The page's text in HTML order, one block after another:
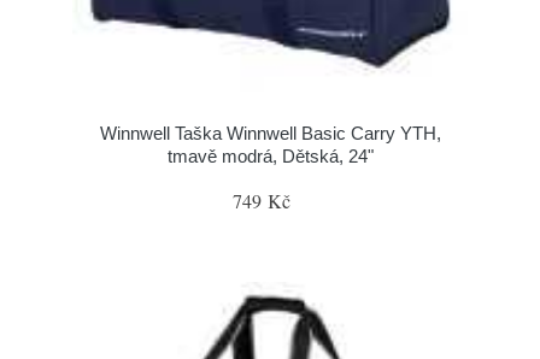
Winnwell Taška Winnwell Basic Carry YTH,
tmavě modrá, Dětská, 24"
749 Kč